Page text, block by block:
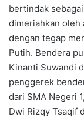
bertindak
dimeriahkan oleh
dengan tegap
Putih. Bendera
Kinanti Suwandi
penggerek
dari SMA Negeri
Dwi Rizqy Tsaqif